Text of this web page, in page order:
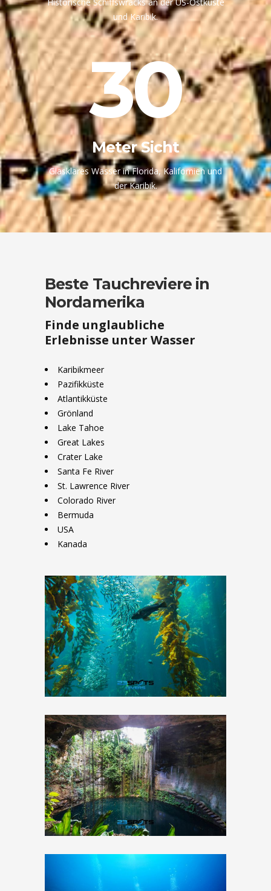
und Karibik.
30
Meter Sicht
Glasklares Wasser in Florida, Kalifornien und
der Karibik.
Beste Tauchreviere in
Nordamerika
Finde unglaubliche
Erlebnisse unter Wasser
Karibikmeer
Pazifikküste
Atlantikküste
Grönland
Lake Tahoe
Great Lakes
Crater Lake
Santa Fe River
St. Lawrence River
Colorado River
Bermuda
USA
Kanada